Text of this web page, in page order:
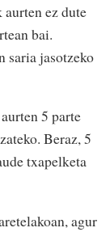
ez dute
bai.
saria jasotzeko
5 parte
Beraz, 5
txapelketa
agur